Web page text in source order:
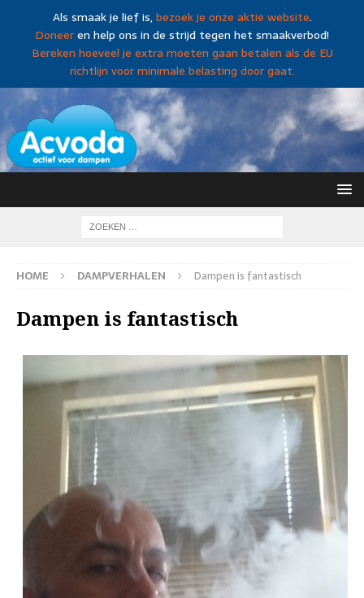
Als smaak je lief is,bezoek je onze aktie website.
Doneeren help ons in de strijd tegen het smaakverbod!
Bereken hoeveel je extra moeten gaan betalen als de EU
richtlijn voor minimale belasting door gaat.
HOME DAMPVERHALEN Dampen is fantastisch
Dampen is fantastisch